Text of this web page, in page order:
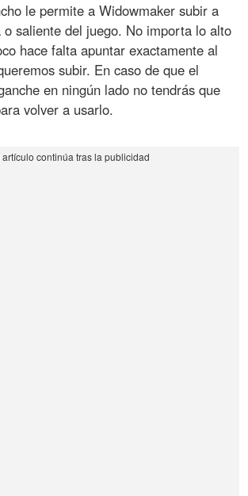
le permite a Widowmaker subir a
o saliente del juego. No importa lo alto
hace falta apuntar exactamente al
subir. En caso de que el
en ningún lado no tendrás que
volver a usarlo.